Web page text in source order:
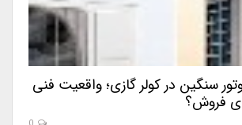
سنگین در کولر گازی؛ واقعیت فنی
فروش؟